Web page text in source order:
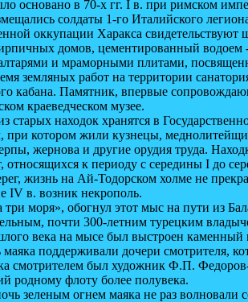
в 70-х гг. I в. при римском
солдаты 1-го Италийского
оккупации Харакса свидетельствуют
домов, цементированный водоем
и мраморными плитами,
земляных работ на территории
кабана. Памятник, впервые
краеведческом музее.
находок хранятся в
котором жили кузнецы,
жернова и другие орудия труда.
к периоду с середины I до
на Ай-Тодорском холме не
IV в. возник некрополь.
моря», обогнул этот мыс на пути из
почти 300-летним турецким
века на мысе был выстроен
маяка поддерживали дочери смотрителя,
смотрителем был художник Ф.П.
родному флоту более полувека.
огнем маяка не раз волновали